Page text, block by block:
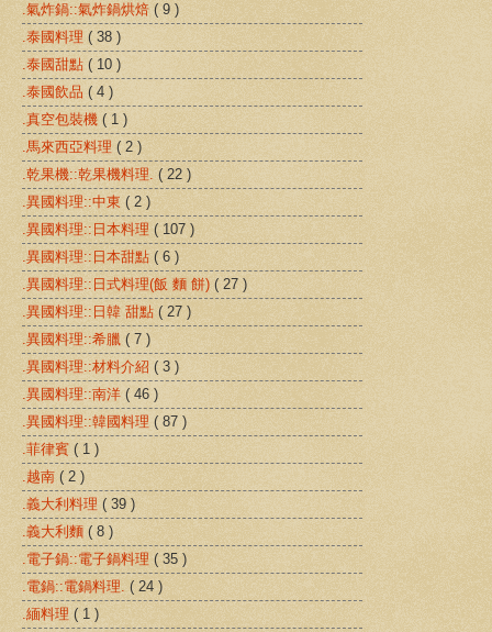
.氣炸鍋::氣炸鍋烘焙 ( 9 )
.泰國料理 ( 38 )
.泰國甜點 ( 10 )
.泰國飲品 ( 4 )
.真空包裝機 ( 1 )
.馬來西亞料理 ( 2 )
.乾果機::乾果機料理. ( 22 )
.異國料理::中東 ( 2 )
.異國料理::日本料理 ( 107 )
.異國料理::日本甜點 ( 6 )
.異國料理::日式料理(飯 麵 餅) ( 27 )
.異國料理::日韓 甜點 ( 27 )
.異國料理::希臘 ( 7 )
.異國料理::材料介紹 ( 3 )
.異國料理::南洋 ( 46 )
.異國料理::韓國料理 ( 87 )
.菲律賓 ( 1 )
.越南 ( 2 )
.義大利料理 ( 39 )
.義大利麵 ( 8 )
.電子鍋::電子鍋料理 ( 35 )
.電鍋::電鍋料理. ( 24 )
.緬料理 ( 1 )